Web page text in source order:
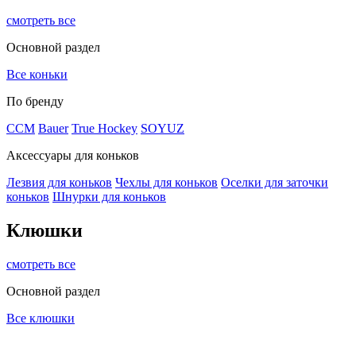
смотреть все
Основной раздел
Все коньки
По бренду
ССМ Bauer True Hockey SOYUZ
Аксессуары для коньков
Лезвия для коньков Чехлы для коньков Оселки для заточки
коньков Шнурки для коньков
Клюшки
смотреть все
Основной раздел
Все клюшки